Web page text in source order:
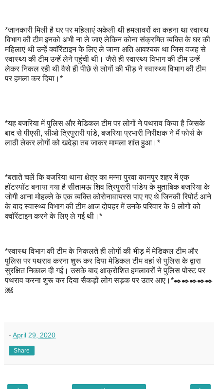
*जानकारी मिली है घर पर महिलाएं अकेली थी हमलावरों का कहना था स्वास्थ
विभाग की टीम इनको अभी ना ले जाए लेकिन कोना संक्रमित व्यक्ति के घर की
महिलाएं थी उन्हें क्वॉरेंटाइन के लिए ले जाना अति आवश्यक था जिस वजह से
स्वास्थ्य की टीम उन्हें लेने पहुंची थी। जैसे ही स्वास्थ्य विभाग की टीम उन्हें
लेकर निकल रही थी वैसे ही पीछे से लोगों की भीड़ ने स्वास्थ्य विभाग की टीम
पर हमला कर दिया।*
*यह बजरिया में पुलिस और मेडिकल टीम पर लोगों ने पथराव किया है जिसके
बाद से पीएसी, सीओ त्रिपुरारी पांडे, बजरिया प्रभारी निरीक्षक ने मैं फोर्स के
लाठी लेकर लोगों को खदेड़ा तब जाकर मामला शांत हुआ।*
*बताते चलें कि बजरिया थाना क्षेत्र का मन्ना पुरवा कानपुर शहर में एक
हॉटस्पॉट बनाया गया है सीतामऊ शिव त्रिपुरारी पांडेय के मुताबिक बजरिया के
जोगी आना मोहल्ले के एक व्यक्ति कोरोनावायरस पाए गए थे जिनकी रिपोर्ट आने
के बाद स्वास्थ्य विभाग की टीम आज दोपहर में उनके परिवार के 9 लोगों को
क्वॉरेंटाइन करने के लिए ले गई थी।*
*स्वास्थ विभाग की टीम के निकलते ही लोगों की भीड़ में मेडिकल टीम और
पुलिस पर पथराव करना शुरू कर दिया मेडिकल टीम वहां से पुलिस के द्वारा
सुरक्षित निकाल दी गई। उसके बाद आक्रोशित हमलावरों ने पुलिस पोस्ट पर
पथराव करना शुरू कर दिया सैकड़ों लोग सड़क पर उतर आए।*✒️✒️✒️✒️✒️
￼
- April 29, 2020
Share